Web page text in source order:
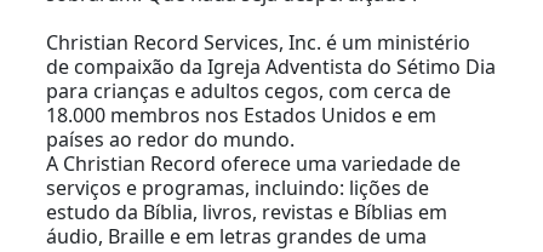
Christian Record Services, Inc. é um ministério
de compaixão da Igreja Adventista do Sétimo Dia
para crianças e adultos cegos, com cerca de
18.000 membros nos Estados Unidos e em
países ao redor do mundo.
A Christian Record oferece uma variedade de
serviços e programas, incluindo: lições de
estudo da Bíblia, livros, revistas e Bíblias em
áudio, Braille e em letras grandes de uma